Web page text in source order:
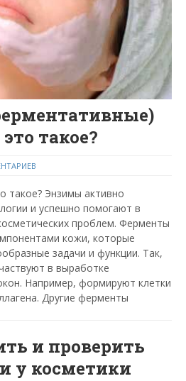
такое?
такое? Энзимы активно
и успешно помогают в
проблем. Ферменты
кожи, которые
задачи и функции. Так,
в выработке
Например, формируют клетки
Другие ферменты
и проверить
у косметики